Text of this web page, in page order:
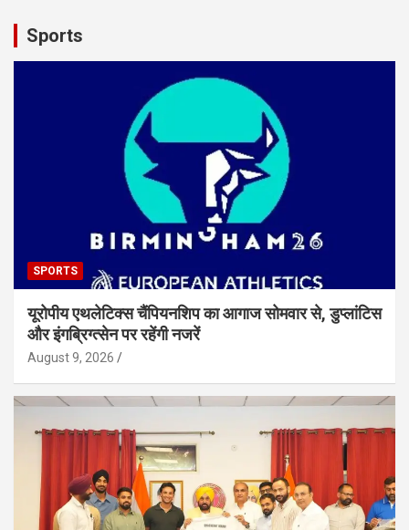
Sports
SPORTS
यूरोपीय एथलेटिक्स चैंपियनशिप का आगाज सोमवार से, डुप्लांटिस
और इंगब्रिग्त्सेन पर रहेंगी नजरें
August 9, 2026